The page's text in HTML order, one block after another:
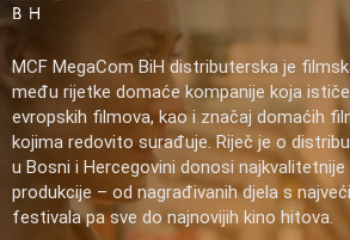
MCF MegaCom BiH distributerska je
među rijetke domaće kompanije koja
evropskih filmova, kao i značaj domaćih
kojima redovito surađuje. Riječ je o
u Bosni i Hercegovini donosi
produkcije – od nagrađivanih djela s
festivala pa sve do najnovijih kino hitova.